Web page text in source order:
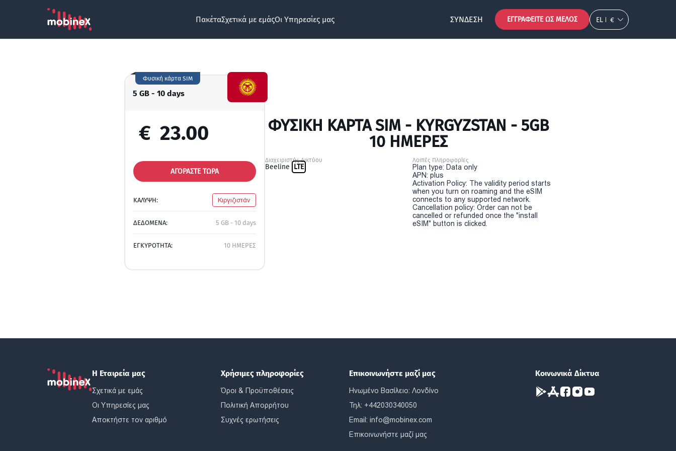
ΠακέταΣχετικά με εμάςΟι Υπηρεσίες μας ΣΎΝΔΕΣΗ ΕΓΓΡΑΦΕΊΤΕ ΩΣ ΜΈΛΟΣ EL €
5 GB - 10 days
Φυσική κάρτα SIM
€ 23.00
ΑΓΟΡΑΣΤΕ ΤΩΡΑ
ΚΑΛΥΨΗ: Κιργιζιστάν
ΔΕΔΟΜΕΝΑ: 5 GB - 10 days
ΕΓΚΥΡΟΤΗΤΑ: 10 ΗΜΕΡΕΣ
ΦΥΣΙΚΉ ΚΆΡΤΑ SIM - KYRGYZSTAN - 5GB
10 ΗΜΕΡΕΣ
Διαχειριστής Δικτύου
Beeline LTE
Λοιπές Πληροφορίες
Plan type: Data only
APN: plus
Activation Policy: The validity period starts
when you turn on roaming and the eSIM
connects to any supported network.
Cancellation policy: Order can not be
cancelled or refunded once the "install
eSIM" button is clicked.
Η Εταιρεία μας
Σχετικά με εμάς
Οι Υπηρεσίες μας
Αποκτήστε τον αριθμό
Χρήσιμες πληροφορίες
Όροι & Προϋποθέσεις
Πολιτική Απορρήτου
Συχνές ερωτήσεις
Επικοινωνήστε μαζί μας
Ηνωμένο Βασίλειο: Λονδίνο
Τηλ: +442030340050
Email:info@mobinex.com
Επικοινωνήστε μαζί μας
Κοινωνικά Δίκτυα